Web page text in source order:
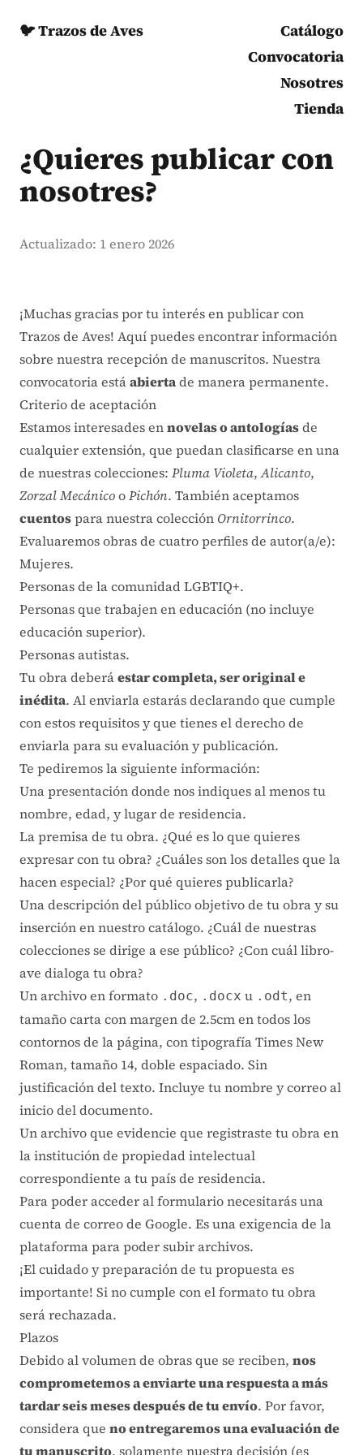
🐦 Trazos de Aves
Catálogo
Convocatoria
Nosotres
Tienda
¿Quieres publicar con
nosotres?
Actualizado: 1 enero 2026
¡Muchas gracias por tu interés en publicar con
Trazos de Aves! Aquí puedes encontrar información
sobre nuestra recepción de manuscritos. Nuestra
convocatoria estáabiertade manera permanente.
Criterio de aceptación
Estamos interesades ennovelas o antologíasde
cualquier extensión, que puedan clasificarse en una
de nuestras colecciones: Pluma Violeta,Alicanto,
Zorzal MecánicooPichón. También aceptamos
cuentospara nuestra colección Ornitorrinco.
Evaluaremos obras de cuatro perfiles de autor(a/e):
Mujeres.
Personas de la comunidad LGBTIQ+.
Personas que trabajen en educación (no incluye
educación superior).
Personas autistas.
Tu obra deberáestar completa, ser original e
inédita. Al enviarla estarás declarando que cumple
con estos requisitos y que tienes el derecho de
enviarla para su evaluación y publicación.
Te pediremos la siguiente información:
Una presentación donde nos indiques al menos tu
nombre, edad, y lugar de residencia.
La premisa de tu obra. ¿Qué es lo que quieres
expresar con tu obra? ¿Cuáles son los detalles que la
hacen especial? ¿Por qué quieres publicarla?
Una descripción del público objetivo de tu obra y su
inserción en nuestro catálogo. ¿Cuál de nuestras
colecciones se dirige a ese público? ¿Con cuál libro-
ave dialoga tu obra?
Un archivo en formato .doc, .docx u .odt, en
tamaño carta con margen de 2.5cm en todos los
contornos de la página, con tipografía Times New
Roman, tamaño 14, doble espaciado. Sin
justificación del texto. Incluye tu nombre y correo al
inicio del documento.
Un archivo que evidencie que registraste tu obra en
la institución de propiedad intelectual
correspondiente a tu país de residencia.
Para poder acceder al formulario necesitarás una
cuenta de correo de Google. Es una exigencia de la
plataforma para poder subir archivos.
¡El cuidado y preparación de tu propuesta es
importante! Si no cumple con el formato tu obra
será rechazada.
Plazos
Debido al volumen de obras que se reciben, nos
comprometemos a enviarte una respuesta a más
tardar seis meses después de tu envío. Por favor,
considera que no entregaremos una evaluación de
tu manuscrito, solamente nuestra decisión (es